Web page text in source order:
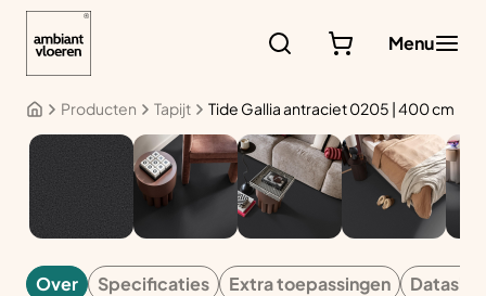
Menu
Producten Tapijt Tide Gallia antraciet 0205 | 400 cm
Over Specificaties Extra toepassingen